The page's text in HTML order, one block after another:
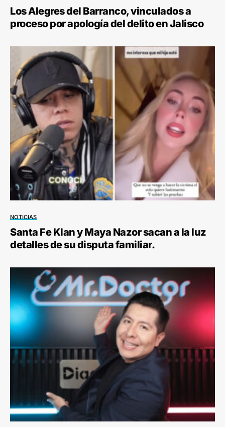
Los Alegres del Barranco, vinculados a
proceso por apología del delito en Jalisco
NOTICIAS
Santa Fe Klan y Maya Nazor sacan a la luz
detalles de su disputa familiar.